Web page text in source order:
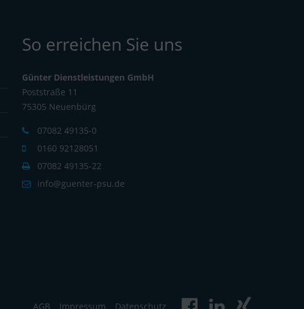
So erreichen Sie uns
Günter Dienstleistungen GmbH
Poststraße 11
75305 Neuenbürg
07082 49135-0
0160 92128051
07082 49135-22
info@guenter-psu.de
AGB Impressum Datenschutz